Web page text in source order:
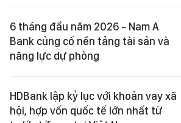
6 tháng đầu năm 2026 - Nam A
Bank củng cố nền tảng tài sản và
năng lực dự phòng
HDBank lập kỷ lục với khoản vay xã
hội, hợp vốn quốc tế lớn nhất từ